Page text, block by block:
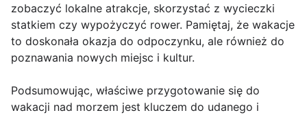
zobaczyć lokalne atrakcje, skorzystać z wycieczki
statkiem czy wypożyczyć rower. Pamiętaj, że wakacje
to doskonała okazja do odpoczynku, ale również do
poznawania nowych miejsc i kultur.
Podsumowując, właściwe przygotowanie się do
wakacji nad morzem jest kluczem do udanego i